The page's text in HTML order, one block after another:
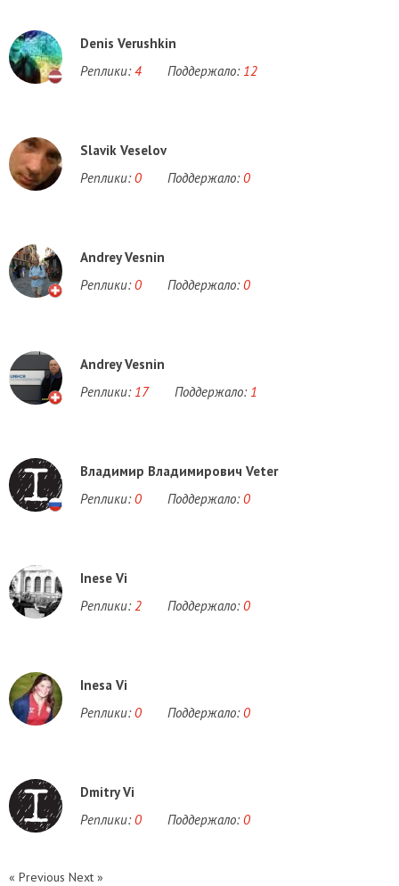
Denis Verushkin
Реплики: 4 Поддержало: 12
Slavik Veselov
Реплики: 0 Поддержало: 0
Andrey Vesnin
Реплики: 0 Поддержало: 0
Andrey Vesnin
Реплики: 17 Поддержало: 1
Владимир Владимирович Veter
Реплики: 0 Поддержало: 0
Inese Vi
Реплики: 2 Поддержало: 0
Inesa Vi
Реплики: 0 Поддержало: 0
Dmitry Vi
Реплики: 0 Поддержало: 0
« Previous Next »